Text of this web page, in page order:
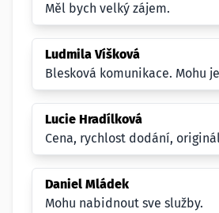
Měl bych velký zájem.
Ludmila Víšková
Blesková komunikace. Mohu
Lucie Hradílková
Cena, rychlost dodání,
Daniel Mládek
Mohu nabidnout sve služby.